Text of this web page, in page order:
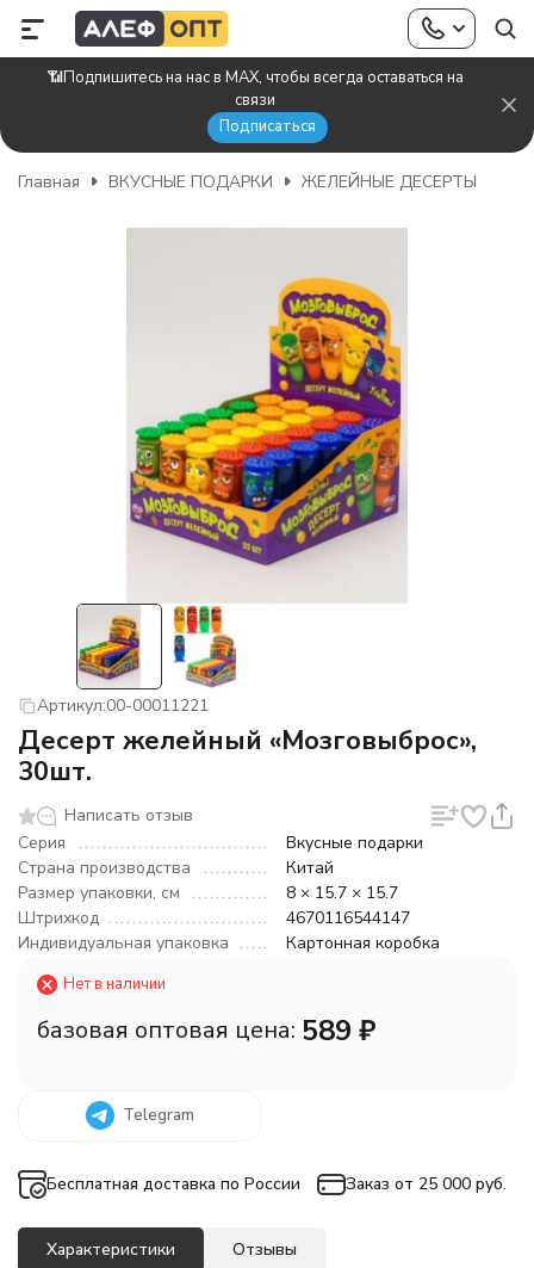
📶Подпишитесь на нас в MAX, чтобы всегда оставаться на
связи
Подписаться
Главная ВКУСНЫЕ ПОДАРКИ ЖЕЛЕЙНЫЕ ДЕСЕРТЫ
Артикул:00-00011221
Десерт желейный «Мозговыброс»,
30шт.
Написать отзыв
Серия
Вкусные подарки
Страна производства
Китай
Размер упаковки, см
8 × 15.7 × 15.7
Штрихкод
4670116544147
Индивидуальная упаковка
Картонная коробка
Нет в наличии
базовая оптовая цена: 589 ₽
Telegram
Бесплатная доставка по России Заказ от 25 000 руб.
Характеристики Отзывы